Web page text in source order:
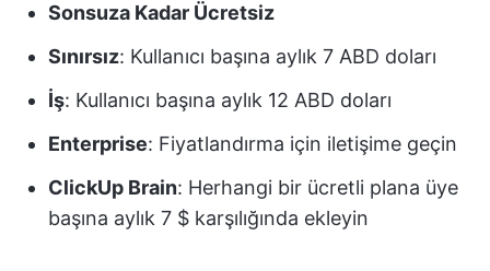
Sonsuza Kadar Ücretsiz
Sınırsız: Kullanıcı başına aylık 7 ABD doları
İş: Kullanıcı başına aylık 12 ABD doları
Enterprise: Fiyatlandırma için iletişime geçin
ClickUp Brain: Herhangi bir ücretli plana üye
başına aylık 7 $ karşılığında ekleyin